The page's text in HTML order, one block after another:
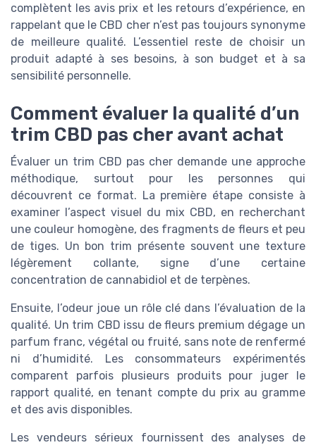
complètent les avis prix et les retours d’expérience, en
rappelant que le CBD cher n’est pas toujours synonyme
de meilleure qualité. L’essentiel reste de choisir un
produit adapté à ses besoins, à son budget et à sa
sensibilité personnelle.
Comment évaluer la qualité d’un
trim CBD pas cher avant achat
Évaluer un trim CBD pas cher demande une approche
méthodique, surtout pour les personnes qui
découvrent ce format. La première étape consiste à
examiner l’aspect visuel du mix CBD, en recherchant
une couleur homogène, des fragments de fleurs et peu
de tiges. Un bon trim présente souvent une texture
légèrement collante, signe d’une certaine
concentration de cannabidiol et de terpènes.
Ensuite, l’odeur joue un rôle clé dans l’évaluation de la
qualité. Un trim CBD issu de fleurs premium dégage un
parfum franc, végétal ou fruité, sans note de renfermé
ni d’humidité. Les consommateurs expérimentés
comparent parfois plusieurs produits pour juger le
rapport qualité, en tenant compte du prix au gramme
et des avis disponibles.
Les vendeurs sérieux fournissent des analyses de